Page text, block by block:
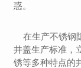
惑。
在生产不锈钢
井盖生产标准，
锈等多种特点的